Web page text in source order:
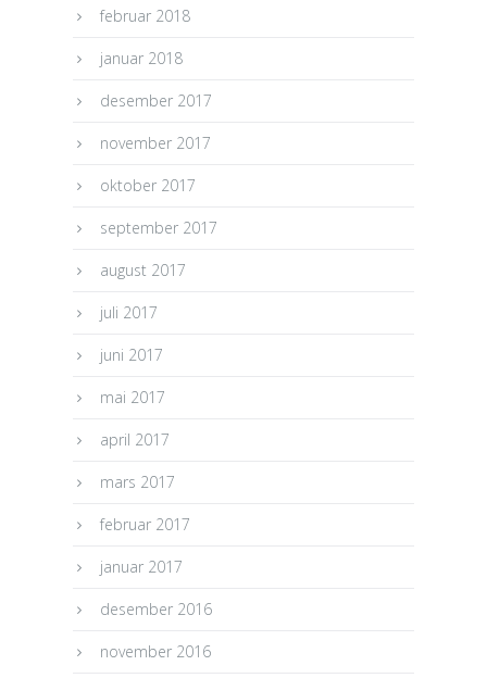
februar 2018
januar 2018
desember 2017
november 2017
oktober 2017
september 2017
august 2017
juli 2017
juni 2017
mai 2017
april 2017
mars 2017
februar 2017
januar 2017
desember 2016
november 2016